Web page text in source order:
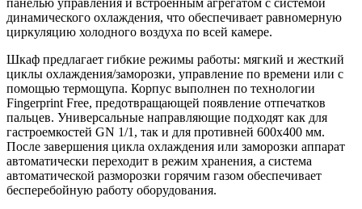
динамического охлаждения, что обеспечивает равномерную
циркуляцию холодного воздуха по всей камере.
Шкаф предлагает гибкие режимы работы: мягкий и жесткий
циклы охлаждения/заморозки, управление по времени или с
помощью термощупа. Корпус выполнен по технологии
Fingerprint Free, предотвращающей появление отпечатков
пальцев. Универсальные направляющие подходят как для
гастроемкостей GN 1/1, так и для противней 600х400 мм.
После завершения цикла охлаждения или заморозки аппарат
автоматически переходит в режим хранения, а система
автоматической разморозки горячим газом обеспечивает
бесперебойную работу оборудования.